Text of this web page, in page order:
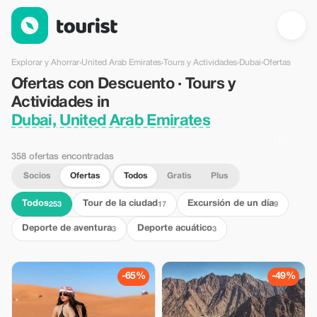
Ofertas con Descuento · Tours y Actividades in Dubai, United
Explorar y Ahorrar›United Arab Emirates›Tours y Actividades›Dubai›Ofertas
Ofertas con Descuento · Tours y
Actividades in
Dubai, United Arab Emirates
358 ofertas encontradas
Socios Ofertas Todos Gratis Plus
Todos253 Tour de la ciudad 17 Excursión de un día9
Deporte de aventura3 Deporte acuático3
-65% -49%